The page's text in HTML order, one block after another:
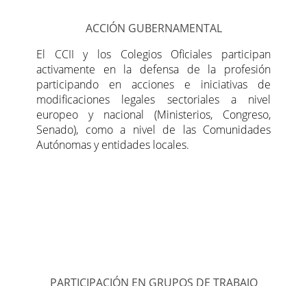
ACCIÓN GUBERNAMENTAL
El CCII y los Colegios Oficiales participan
activamente en la defensa de la profesión
participando en acciones e iniciativas de
modificaciones legales sectoriales a nivel
europeo y nacional (Ministerios, Congreso,
Senado), como a nivel de las Comunidades
Autónomas y entidades locales.
PARTICIPACIÓN EN GRUPOS DE TRABAJO